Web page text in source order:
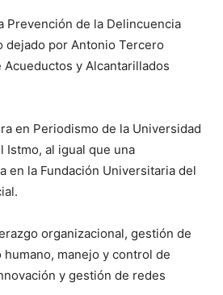
Prevención de la Delincuencia
dejado por Antonio Tercero
y Alcantarillados
en Periodismo de la Universidad
Istmo, al igual que una
en la Fundación Universitaria del
organizacional, gestión de
manejo y control de
y gestión de redes